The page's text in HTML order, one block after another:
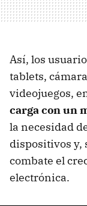
Así, los
tablets,
videojuegos,
carga con un
la necesidad
dispositivos y,
combate el
electrónica.